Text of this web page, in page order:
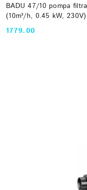
BADU 47/10 pompa
(10m³/h, 0.45 kW,
Cena:
1779.00